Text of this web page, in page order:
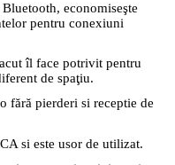
economiseşte
pentru conexiuni
îl face potrivit pentru
de spaţiu.
fără pierderi si receptie de
si este usor de utilizat.